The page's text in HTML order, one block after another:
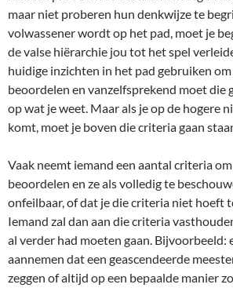
maar niet proberen hun denkwijze te
volwassener wordt op het pad, moet je
de valse hiërarchie jou tot het spel
huidige inzichten in het pad gebruiken
beoordelen en vanzelfsprekend moet die
op wat je weet. Maar als je op de hogere
komt, moet je boven die criteria gaan
Vaak neemt iemand een aantal criteria
beoordelen en ze als volledig te
onfeilbaar, of dat je die criteria niet hoeft
Iemand zal dan aan die criteria
al verder had moeten gaan. Bijvoorbeeld:
aannemen dat een geascendeerde
zeggen of altijd op een bepaalde manier